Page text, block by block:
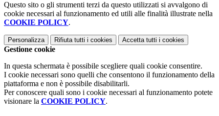
Questo sito o gli strumenti terzi da questo utilizzati si avvalgono di
cookie necessari al funzionamento ed utili alle finalità illustrate nella
COOKIE POLICY.
Personalizza Rifiuta tutti i cookies Accetta tutti i cookies
Gestione cookie
In questa schermata è possibile scegliere quali cookie consentire.
I cookie necessari sono quelli che consentono il funzionamento della
piattaforma e non è possibile disabilitarli.
Per conoscere quali sono i cookie necessari al funzionamento potete
visionare la COOKIE POLICY.